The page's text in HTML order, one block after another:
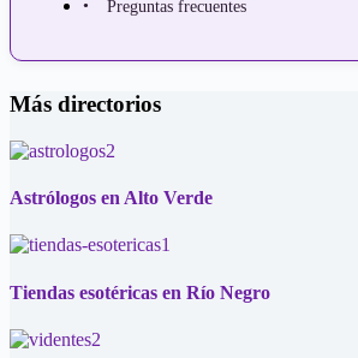
Preguntas frecuentes
Más directorios
Astrólogos en Alto Verde
Tiendas esotéricas en Río Negro